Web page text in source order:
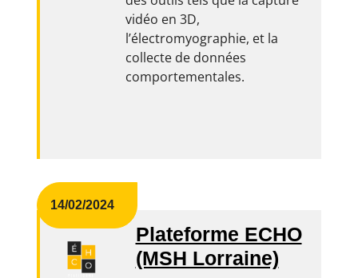
vidéo en 3D,
l’électromyographie, et la
collecte de données
comportementales.
14/02/2024
Plateforme ECHO
(MSH Lorraine)